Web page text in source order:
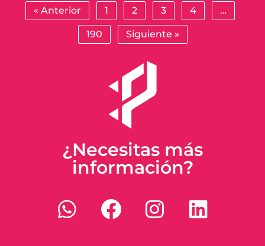
« Anterior 1 2 3 4 …
190 Siguiente »
¿Necesitas más
información?